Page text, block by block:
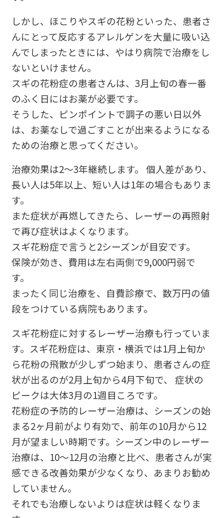
しかし、ほこりやスギの花粉といった、患者さ
んにとって反応するアレルゲンを大量に吸い込
んでしまったときには、やはり病院で治療をし
ないといけません。
スギの花粉症の患者さんは、3月上旬の春一番
のふく日にはお薬が必要です。
そうした、ピンポイントで調子の悪い日以外
は、お薬なしで過ごすことが出来るようになる
ための治療と思ってください。
治療効果は2～3年継続します。 個人差があり、
長い人は5年以上、短い人は1年の場合もありま
す。
また症状が再燃してきたら、レーザーの再照射
で再び症状はよくなります。
スギ花粉症で言うと2シーズンが目安です。
保険が効き、費用は左右両側で9,000円弱で
す。
まったく同じ治療を、自費診療で、数万円の値
段をつけている病院もあります。
スギ花粉症に対するレーザー治療も行っていま
す。スギ花粉症は、東京・横浜では1月上旬か
ら花粉の飛散が少しずつ始まり、患者さんの症
状が出るのが2月上旬から4月下旬で、 症状の
ピークは大体3月の1週目ころです。
花粉症の予防的レーザー治療は、シーズンの始
まる2ヶ月前がより有効で、前年の10月から12
月が望ましい時期です。シーズン中のレーザー
治療は、10～12月の治療と比べ、患者さんが実
感できる改善効果が少なくなり、あまりお勧め
していません。
それでも治療しないよりは症状は軽くなりま